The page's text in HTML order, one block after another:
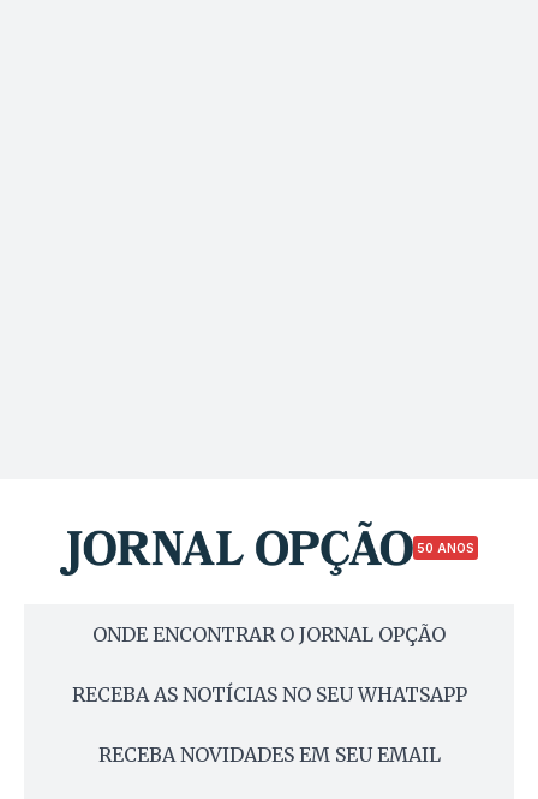
50 ANOS
ONDE ENCONTRAR O JORNAL OPÇÃO
RECEBA AS NOTÍCIAS NO SEU WHATSAPP
RECEBA NOVIDADES EM SEU EMAIL